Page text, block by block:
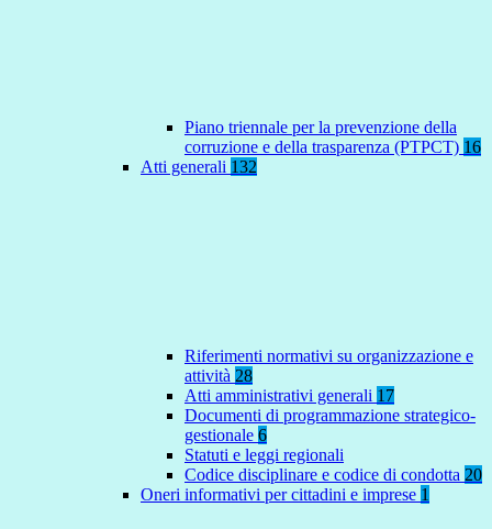
Piano triennale per la prevenzione della
corruzione e della trasparenza (PTPCT) 16
Atti generali 132
Riferimenti normativi su organizzazione e
attività 28
Atti amministrativi generali 17
Documenti di programmazione strategico-
gestionale 6
Statuti e leggi regionali
Codice disciplinare e codice di condotta 20
Oneri informativi per cittadini e imprese 1